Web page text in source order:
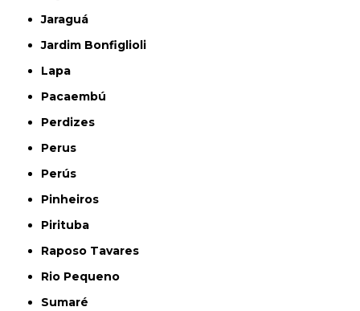
Jaraguá
Jardim Bonfiglioli
Lapa
Pacaembú
Perdizes
Perus
Perús
Pinheiros
Pirituba
Raposo Tavares
Rio Pequeno
Sumaré